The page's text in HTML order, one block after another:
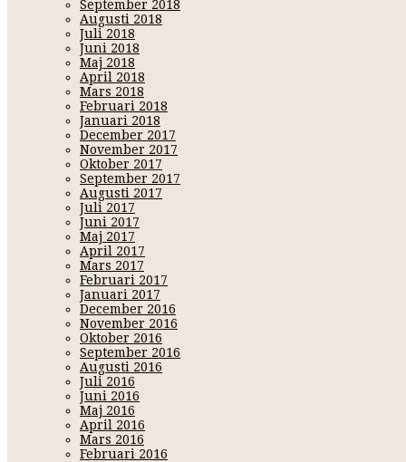
September 2018
Augusti 2018
Juli 2018
Juni 2018
Maj 2018
April 2018
Mars 2018
Februari 2018
Januari 2018
December 2017
November 2017
Oktober 2017
September 2017
Augusti 2017
Juli 2017
Juni 2017
Maj 2017
April 2017
Mars 2017
Februari 2017
Januari 2017
December 2016
November 2016
Oktober 2016
September 2016
Augusti 2016
Juli 2016
Juni 2016
Maj 2016
April 2016
Mars 2016
Februari 2016